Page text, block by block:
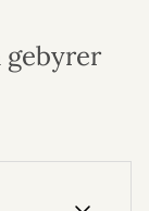
gebyrer